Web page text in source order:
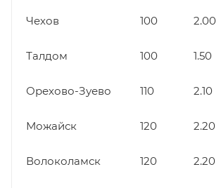
Чехов 100 2.00
Талдом 100 1.50
Орехово-Зуево 110 2.10
Можайск 120 2.20
Волоколамск 120 2.20